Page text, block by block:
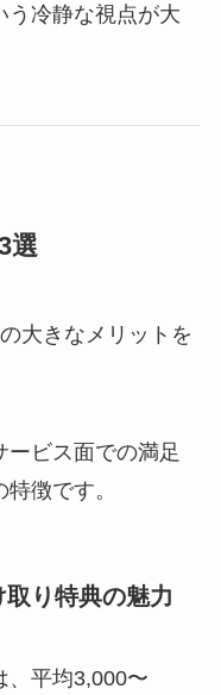
う冷静な視点が大
選
大きなメリットを
ビス面での満足
徴です。
り特典の魅力
、平均3,000〜